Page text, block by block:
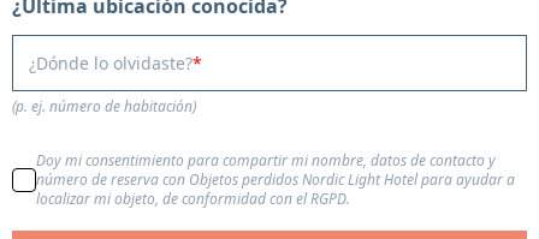
¿Última ubicación conocida?
¿Dónde lo olvidaste?
(p. ej. número de habitación)
Doy mi consentimiento para compartir mi nombre, datos de contacto y
número de reserva con Objetos perdidos Nordic Light Hotel para ayudar a
localizar mi objeto, de conformidad con el RGPD.